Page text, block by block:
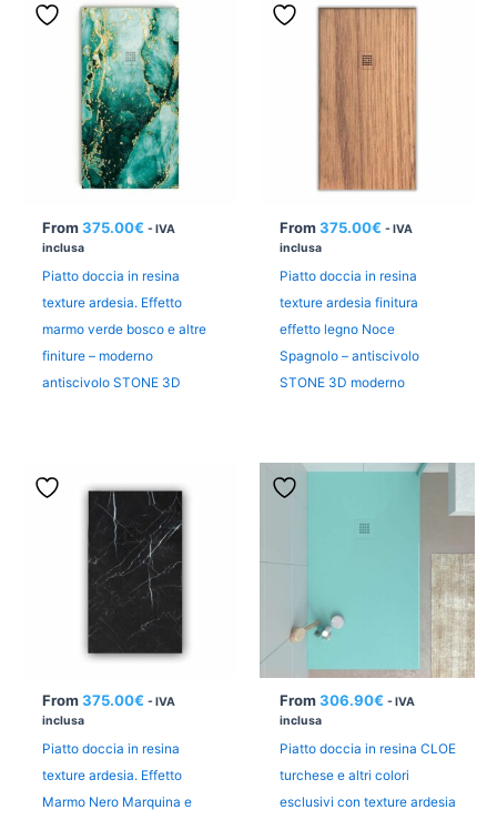
From 375.00€ - IVA
inclusa
Piatto doccia in resina
texture ardesia. Effetto
marmo verde bosco e altre
finiture – moderno
antiscivolo STONE 3D
From 375.00€ - IVA
inclusa
Piatto doccia in resina
texture ardesia finitura
effetto legno Noce
Spagnolo – antiscivolo
STONE 3D moderno
From 375.00€ - IVA
inclusa
Piatto doccia in resina
texture ardesia. Effetto
Marmo Nero Marquina e
From 306.90€ - IVA
inclusa
Piatto doccia in resina CLOE
turchese e altri colori
esclusivi con texture ardesia